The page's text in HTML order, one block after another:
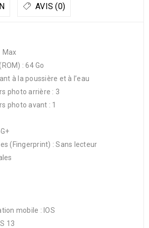
AVIS (0)
Max
: 64 Go
à la poussière et à l’eau
photo arrière : 3
photo avant : 1
(Fingerprint) : Sans lecteur
mobile : IOS
13